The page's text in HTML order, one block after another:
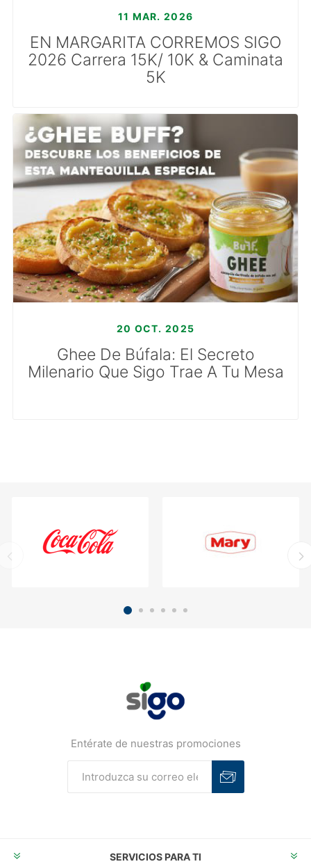
11 MAR. 2026
EN MARGARITA CORREMOS SIGO
2026 Carrera 15K/ 10K & Caminata
5K
20 OCT. 2025
Ghee De Búfala: El Secreto
Milenario Que Sigo Trae A Tu Mesa
Entérate de nuestras promociones
SERVICIOS PARA TI